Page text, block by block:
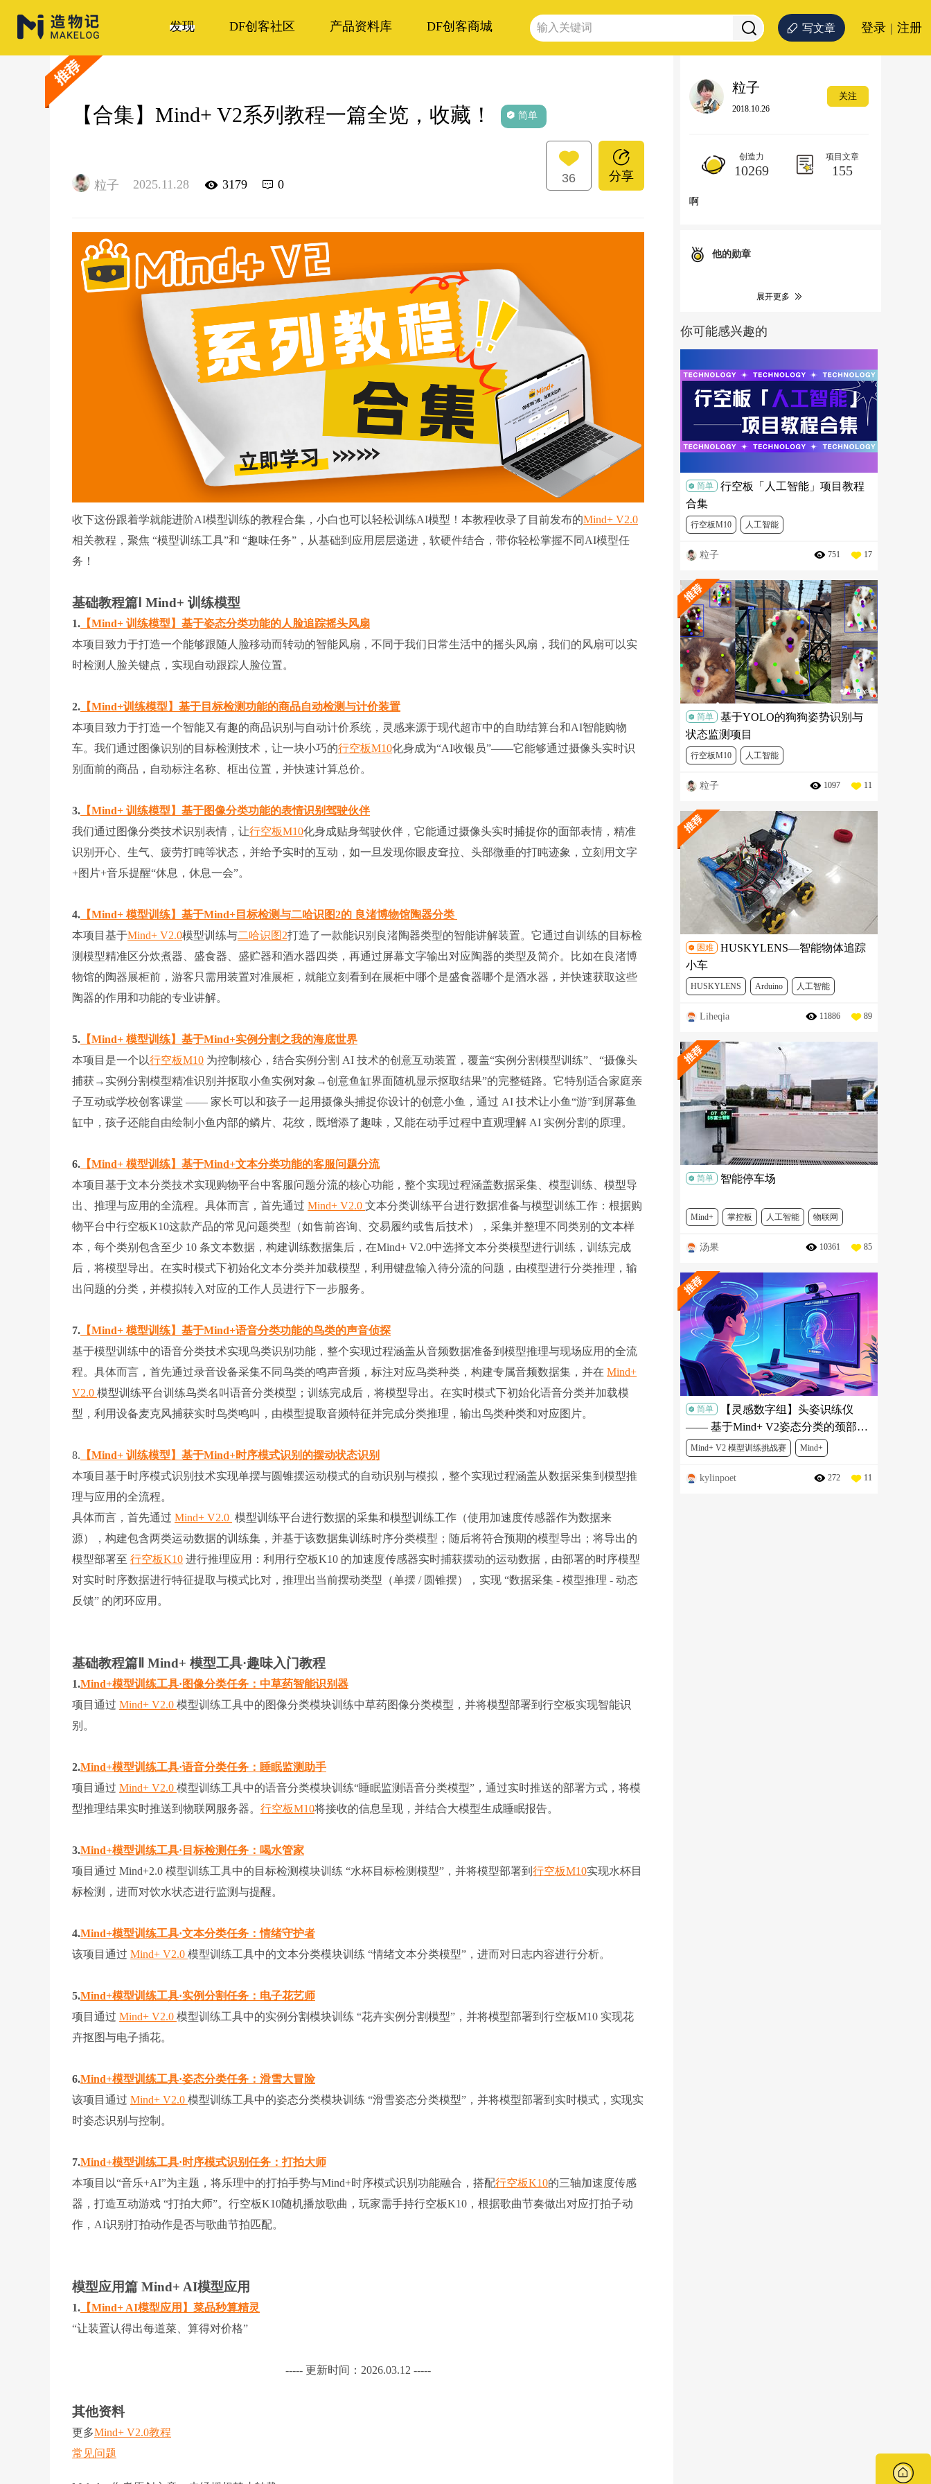
发现 DF创客社区 产品资料库 DF创客商城 写文章 登录 | 注册
【合集】Mind+ V2系列教程一篇全览，收藏！ 简单
粒子 2025.11.28 3179 0 36 分享
收下这份跟着学就能进阶AI模型训练的教程合集，小白也可以轻松训练AI模型！本教程收录了目前发布的Mind+ V2.0
相关教程，聚焦 “模型训练工具”和 “趣味任务”，从基础到应用层层递进，软硬件结合，带你轻松掌握不同AI模型任
务！
基础教程篇Ⅰ Mind+ 训练模型
1. 【Mind+ 训练模型】基于姿态分类功能的人脸追踪摇头风扇
本项目致力于打造一个能够跟随人脸移动而转动的智能风扇，不同于我们日常生活中的摇头风扇，我们的风扇可以实
时检测人脸关键点，实现自动跟踪人脸位置。
2. 【Mind+训练模型】基于目标检测功能的商品自动检测与计价装置
本项目致力于打造一个智能又有趣的商品识别与自动计价系统，灵感来源于现代超市中的自助结算台和AI智能购物
车。我们通过图像识别的目标检测技术，让一块小巧的行空板M10化身成为“AI收银员”——它能够通过摄像头实时识
别面前的商品，自动标注名称、框出位置，并快速计算总价。
3. 【Mind+ 训练模型】基于图像分类功能的表情识别驾驶伙伴
我们通过图像分类技术识别表情，让行空板M10化身成贴身驾驶伙伴，它能通过摄像头实时捕捉你的面部表情，精准
识别开心、生气、疲劳打盹等状态，并给予实时的互动，如一旦发现你眼皮耷拉、头部微垂的打盹迹象，立刻用文字
+图片+音乐提醒“休息，休息一会”。
4. 【Mind+ 模型训练】基于Mind+目标检测与二哈识图2的 良渚博物馆陶器分类
本项目基于Mind+ V2.0模型训练与二哈识图2打造了一款能识别良渚陶器类型的智能讲解装置。它通过自训练的目标检
测模型精准区分炊煮器、盛食器、盛贮器和酒水器四类，再通过屏幕文字输出对应陶器的类型及简介。比如在良渚博
物馆的陶器展柜前，游客只需用装置对准展柜，就能立刻看到在展柜中哪个是盛食器哪个是酒水器，并快速获取这些
陶器的作用和功能的专业讲解。
5. 【Mind+ 模型训练】基于Mind+实例分割之我的海底世界
本项目是一个以行空板M10 为控制核心，结合实例分割 AI 技术的创意互动装置，覆盖“实例分割模型训练”、“摄像头
捕获→实例分割模型精准识别并抠取小鱼实例对象→创意鱼缸界面随机显示抠取结果”的完整链路。它特别适合家庭亲
子互动或学校创客课堂 —— 家长可以和孩子一起用摄像头捕捉你设计的创意小鱼，通过 AI 技术让小鱼“游”到屏幕鱼
缸中，孩子还能自由绘制小鱼内部的鳞片、花纹，既增添了趣味，又能在动手过程中直观理解 AI 实例分割的原理。
6. 【Mind+ 模型训练】基于Mind+文本分类功能的客服问题分流
本项目基于文本分类技术实现购物平台中客服问题分流的核心功能，整个实现过程涵盖数据采集、模型训练、模型导
出、推理与应用的全流程。具体而言，首先通过 Mind+ V2.0 文本分类训练平台进行数据准备与模型训练工作：根据购
物平台中行空板K10这款产品的常见问题类型（如售前咨询、交易履约或售后技术），采集并整理不同类别的文本样
本，每个类别包含至少 10 条文本数据，构建训练数据集后，在Mind+ V2.0中选择文本分类模型进行训练，训练完成
后，将模型导出。在实时模式下初始化文本分类并加载模型，利用键盘输入待分流的问题，由模型进行分类推理，输
出问题的分类，并模拟转入对应的工作人员进行下一步服务。
7. 【Mind+ 模型训练】基于Mind+语音分类功能的鸟类的声音侦探
基于模型训练中的语音分类技术实现鸟类识别功能，整个实现过程涵盖从音频数据准备到模型推理与现场应用的全流
程。具体而言，首先通过录音设备采集不同鸟类的鸣声音频，标注对应鸟类种类，构建专属音频数据集，并在 Mind+
V2.0 模型训练平台训练鸟类名叫语音分类模型；训练完成后，将模型导出。在实时模式下初始化语音分类并加载模
型，利用设备麦克风捕获实时鸟类鸣叫，由模型提取音频特征并完成分类推理，输出鸟类种类和对应图片。
8. 【Mind+ 训练模型】基于Mind+时序模式识别的摆动状态识别
本项目基于时序模式识别技术实现单摆与圆锥摆运动模式的自动识别与模拟，整个实现过程涵盖从数据采集到模型推
理与应用的全流程。
具体而言，首先通过 Mind+ V2.0 模型训练平台进行数据的采集和模型训练工作（使用加速度传感器作为数据来
源），构建包含两类运动数据的训练集，并基于该数据集训练时序分类模型；随后将符合预期的模型导出；将导出的
模型部署至 行空板K10 进行推理应用：利用行空板K10 的加速度传感器实时捕获摆动的运动数据，由部署的时序模型
对实时时序数据进行特征提取与模式比对，推理出当前摆动类型（单摆 / 圆锥摆），实现 “数据采集 - 模型推理 - 动态
反馈” 的闭环应用。
基础教程篇Ⅱ Mind+ 模型工具·趣味入门教程
1.Mind+模型训练工具·图像分类任务：中草药智能识别器
项目通过 Mind+ V2.0 模型训练工具中的图像分类模块训练中草药图像分类模型，并将模型部署到行空板实现智能识
别。
2.Mind+模型训练工具·语音分类任务：睡眠监测助手
项目通过 Mind+ V2.0 模型训练工具中的语音分类模块训练“睡眠监测语音分类模型”，通过实时推送的部署方式，将模
型推理结果实时推送到物联网服务器。 行空板M10将接收的信息呈现，并结合大模型生成睡眠报告。
3.Mind+模型训练工具·目标检测任务：喝水管家
项目通过 Mind+2.0 模型训练工具中的目标检测模块训练 “水杯目标检测模型”，并将模型部署到 行空板M10实现水杯目
标检测，进而对饮水状态进行监测与提醒。
4.Mind+模型训练工具·文本分类任务：情绪守护者
该项目通过 Mind+ V2.0 模型训练工具中的文本分类模块训练 “情绪文本分类模型”，进而对日志内容进行分析。
5.Mind+模型训练工具·实例分割任务：电子花艺师
项目通过 Mind+ V2.0 模型训练工具中的实例分割模块训练 “花卉实例分割模型”，并将模型部署到行空板M10 实现花
卉抠图与电子插花。
6.Mind+模型训练工具·姿态分类任务：滑雪大冒险
该项目通过 Mind+ V2.0 模型训练工具中的姿态分类模块训练 “滑雪姿态分类模型”，并将模型部署到实时模式，实现实
时姿态识别与控制。
7.Mind+模型训练工具·时序模式识别任务：打拍大师
本项目以“音乐+AI”为主题，将乐理中的打拍手势与Mind+时序模式识别功能融合，搭配行空板K10的三轴加速度传感
器，打造互动游戏 “打拍大师”。行空板K10随机播放歌曲，玩家需手持行空板K10，根据歌曲节奏做出对应打拍子动
作，AI识别打拍动作是否与歌曲节拍匹配。
模型应用篇 Mind+ AI模型应用
1. 【Mind+ AI模型应用】菜品秒算精灵
“让装置认得出每道菜、算得对价格”
----- 更新时间：2026.03.12 -----
其他资料
更多Mind+ V2.0教程
常见问题
粒子
2018.10.26
关注
创造力
10269
项目文章
155
啊
他的勋章
展开更多
你可能感兴趣的
简单
行空板「人工智能」项目教程
合集
行空板M10 人工智能
粒子 751 17
简单
基于YOLO的狗狗姿势识别与
状态监测项目
行空板M10 人工智能
粒子 1097 11
困难
HUSKYLENS—智能物体追踪
小车
HUSKYLENS Arduino 人工智能
机器人 DFR0191
DFR0165 SER0030
Liheqia 11886 89
简单 智能停车场
Mind+ 掌控板 人工智能 物联网
DF冬季AI挑战赛 SER0039
DFR0608-1
汤果 10361 85
简单
【灵感数字组】头姿识练仪
—— 基于Mind+ V2姿态分类的颈部舒
缓锻炼项目
Mind+ V2 模型训练挑战赛 Mind+
人工智能
kylinpoet 272 11